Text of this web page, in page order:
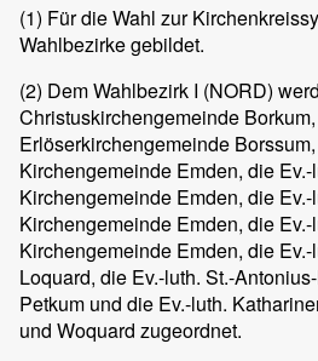
(1) Für die Wahl zur
Wahlbezirke gebildet.
(2) Dem Wahlbezirk I (NORD)
Christuskirchengemeinde
Erlöserkirchengemeinde
Kirchengemeinde Emden, die
Kirchengemeinde Emden, die
Kirchengemeinde Emden, die
Kirchengemeinde Emden, die
Loquard, die Ev.-luth. St.-
Petkum und die Ev.-luth.
und Woquard zugeordnet.